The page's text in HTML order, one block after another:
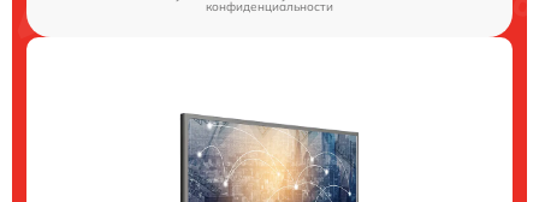
конфиденциальности